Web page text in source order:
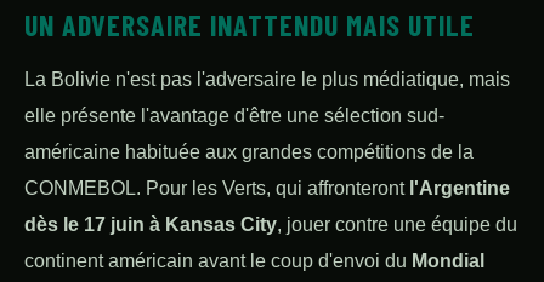
UN ADVERSAIRE INATTENDU MAIS UTILE
La Bolivie n'est pas l'adversaire le plus médiatique, mais
elle présente l'avantage d'être une sélection sud-
américaine habituée aux grandes compétitions de la
CONMEBOL. Pour les Verts, qui affronteront l'Argentine
dès le 17 juin à Kansas City, jouer contre une équipe du
continent américain avant le coup d'envoi du Mondial